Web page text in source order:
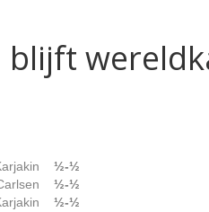
blijft
½-½
½-½
½-½